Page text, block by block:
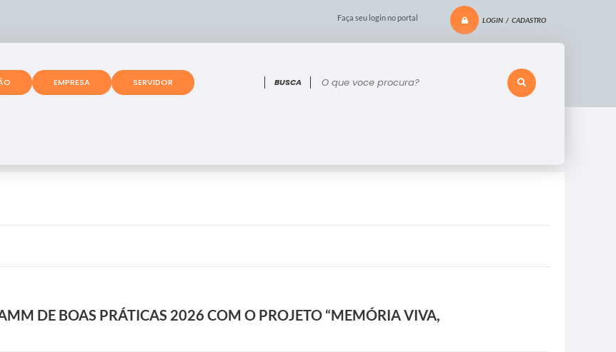
Faça seu login no portal LOGIN / CADASTRO
O que voce procura?
EMPRESA SERVIDOR
DE BOAS PRÁTICAS 2026 COM O PROJETO “MEMÓRIA VIVA,